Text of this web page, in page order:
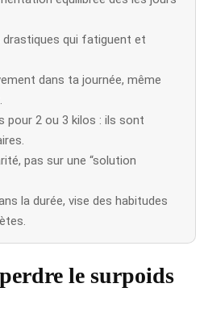
drastiques qui fatiguent et
dans ta journée, même
pour 2 ou 3 kilos : ils sont
pas sur une “solution
la durée, vise des habitudes
le surpoids